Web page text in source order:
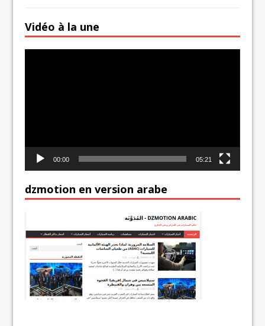
Vidéo à la une
00:00 05:21
dzmotion en version arabe